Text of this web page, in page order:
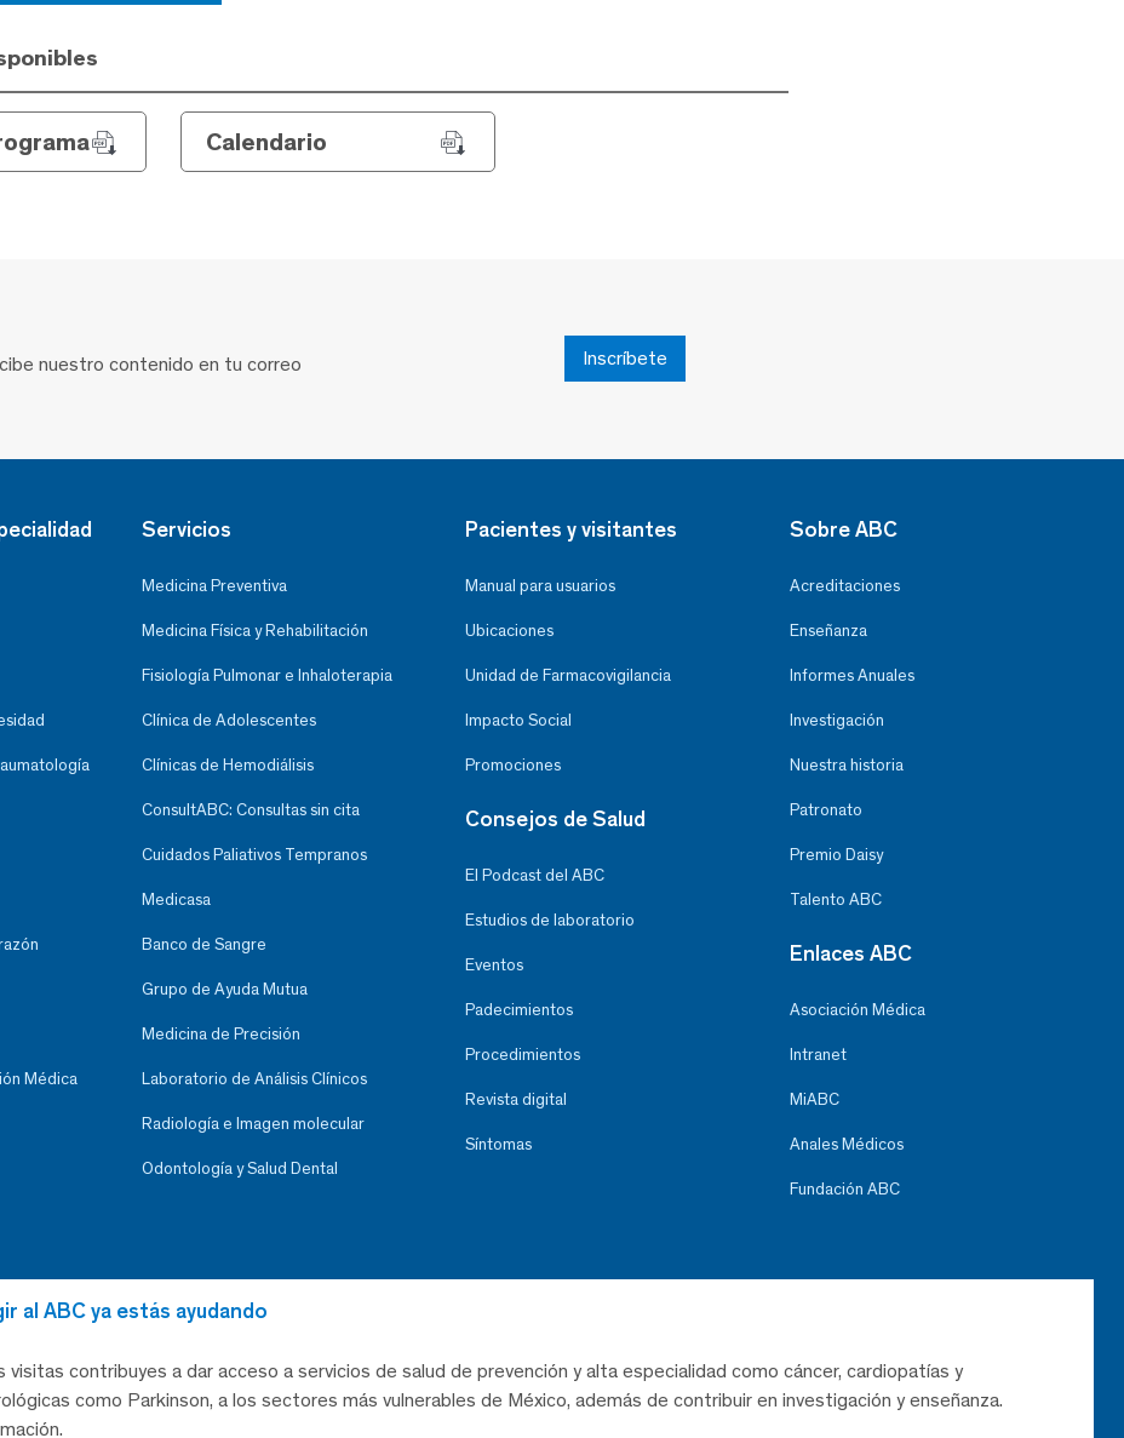
Calendario
nuestro contenido en tu correo
Inscríbete
Médica
Servicios
Medicina Preventiva
Medicina Física y Rehabilitación
Fisiología Pulmonar e Inhaloterapia
Clínica de Adolescentes
Clínicas de Hemodiálisis
ConsultABC: Consultas sin cita
Cuidados Paliativos Tempranos
Medicasa
Banco de Sangre
Grupo de Ayuda Mutua
Medicina de Precisión
Laboratorio de Análisis Clínicos
Radiología e Imagen molecular
Odontología y Salud Dental
Pacientes y visitantes
Manual para usuarios
Ubicaciones
Unidad de Farmacovigilancia
Impacto Social
Promociones
Consejos de Salud
El Podcast del ABC
Estudios de laboratorio
Eventos
Padecimientos
Procedimientos
Revista digital
Síntomas
Sobre ABC
Acreditaciones
Enseñanza
Informes Anuales
Investigación
Nuestra historia
Patronato
Premio Daisy
Talento ABC
Enlaces ABC
Asociación Médica
Intranet
MiABC
Anales Médicos
Fundación ABC
al ABC ya estás ayudando
visitas contribuyes a dar acceso a servicios de salud de prevención y alta especialidad como cáncer, cardiopatías y
como Parkinson, a los sectores más vulnerables de México, además de contribuir en investigación y enseñanza.